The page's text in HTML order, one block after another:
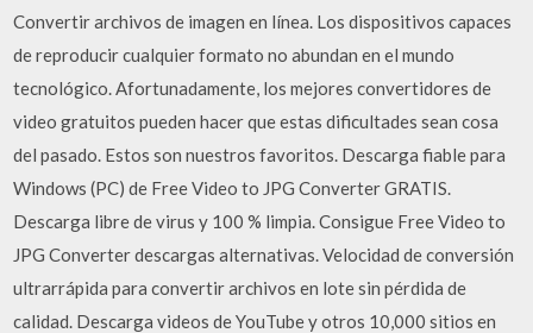
Convertir archivos de imagen en línea. Los dispositivos capaces
de reproducir cualquier formato no abundan en el mundo
tecnológico. Afortunadamente, los mejores convertidores de
video gratuitos pueden hacer que estas dificultades sean cosa
del pasado. Estos son nuestros favoritos. Descarga fiable para
Windows (PC) de Free Video to JPG Converter GRATIS.
Descarga libre de virus y 100 % limpia. Consigue Free Video to
JPG Converter descargas alternativas. Velocidad de conversión
ultrarrápida para convertir archivos en lote sin pérdida de
calidad. Descarga videos de YouTube y otros 10,000 sitios en